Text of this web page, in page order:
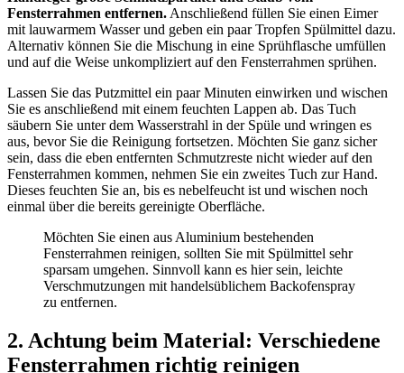
Fensterrahmen entfernen. Anschließend füllen Sie einen Eimer
mit lauwarmem Wasser und geben ein paar Tropfen Spülmittel dazu.
Alternativ können Sie die Mischung in eine Sprühflasche umfüllen
und auf die Weise unkompliziert auf den Fensterrahmen sprühen.
Lassen Sie das Putzmittel ein paar Minuten einwirken und wischen
Sie es anschließend mit einem feuchten Lappen ab. Das Tuch
säubern Sie unter dem Wasserstrahl in der Spüle und wringen es
aus, bevor Sie die Reinigung fortsetzen. Möchten Sie ganz sicher
sein, dass die eben entfernten Schmutzreste nicht wieder auf den
Fensterrahmen kommen, nehmen Sie ein zweites Tuch zur Hand.
Dieses feuchten Sie an, bis es nebelfeucht ist und wischen noch
einmal über die bereits gereinigte Oberfläche.
Möchten Sie einen aus Aluminium bestehenden
Fensterrahmen reinigen, sollten Sie mit Spülmittel sehr
sparsam umgehen. Sinnvoll kann es hier sein, leichte
Verschmutzungen mit handelsüblichem Backofenspray
zu entfernen.
2. Achtung beim Material: Verschiedene
Fensterrahmen richtig reinigen